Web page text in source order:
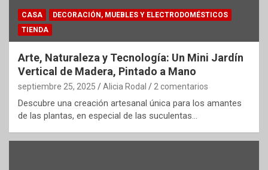
CASA
DECORACIÓN, MUEBLES Y ELECTRODOMÉSTICOS
TIENDA
Arte, Naturaleza y Tecnología: Un Mini Jardín
Vertical de Madera, Pintado a Mano
septiembre 25, 2025 Alicia Rodal 2 comentarios
Descubre una creación artesanal única para los amantes
de las plantas, en especial de las suculentas…